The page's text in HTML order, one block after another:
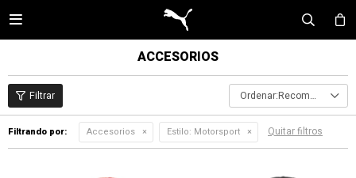

ACCESORIOS
Recomendados
Filtrando por: Accesorios Estilo: Motorsport Quitar filtros